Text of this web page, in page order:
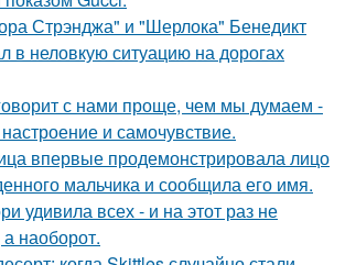
Стрэнджа" и "Шерлока" Бенедикт
в неловкую ситуацию на дорогах
с нами проще, чем мы думаем -
и самочувствие.
впервые продемонстрировала лицо
мальчика и сообщила его имя.
удивила всех - и на этот раз не
наоборот.